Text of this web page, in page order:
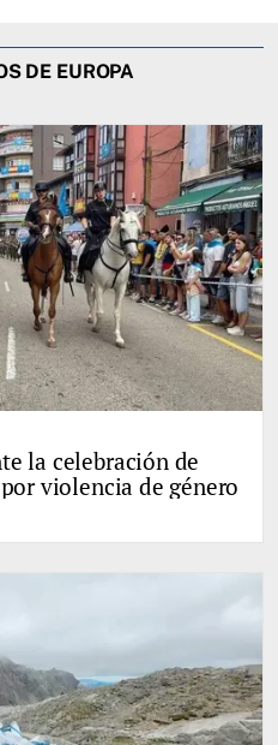
DE EUROPA
la celebración de
violencia de género